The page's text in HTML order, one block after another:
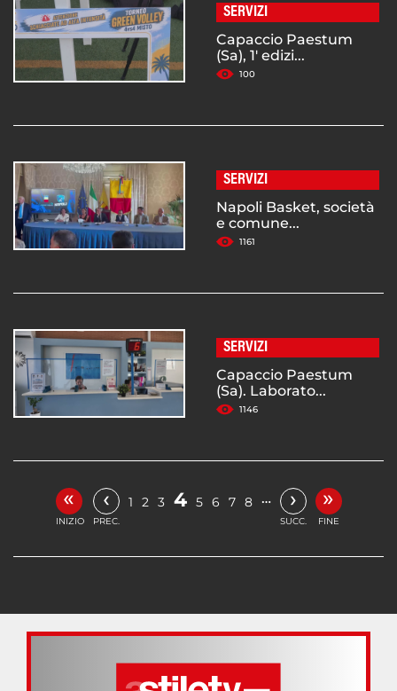
SERVIZI
Capaccio Paestum
(Sa), 1' edizi...
100
SERVIZI
Napoli Basket, società
e comune...
1161
SERVIZI
Capaccio Paestum
(Sa). Laborato...
1146
«
INIZIO
‹
PREC.
1 2 3 4 5 6 7 8 … ›
SUCC.
»
FINE